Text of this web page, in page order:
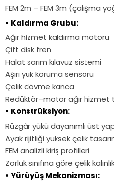
FEM 2m – FEM 3m (çalışma
• Kaldırma Grubu:
Ağır hizmet kaldırma motoru
Çift disk fren
Halat sarım kılavuz sistemi
Aşırı yük koruma sensörü
Çelik dövme kanca
Redüktör–motor ağır hizmet
• Konstrüksiyon:
Rüzgâr yükü dayanımlı üst
Ayak rijitliği yüksek çelik
FEM analizli kiriş profilleri
Zorluk sınıfına göre çelik
• Yürüyüş Mekanizması: